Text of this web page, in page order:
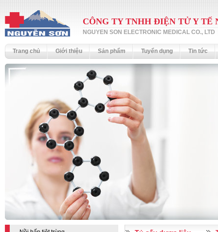
CÔNG TY TNHH ĐIỆN TỬ Y TẾ
NGUYEN SON ELECTRONIC MEDICAL CO., LTD
Trang chủ Giới thiệu Sản phẩm Tuyển dụng Tin tức